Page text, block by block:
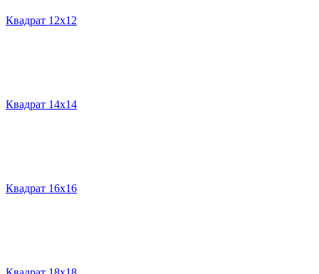
Квадрат 12х12
Квадрат 14х14
Квадрат 16х16